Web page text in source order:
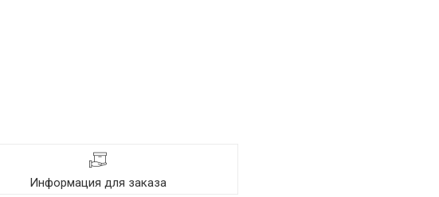
Информация для заказа